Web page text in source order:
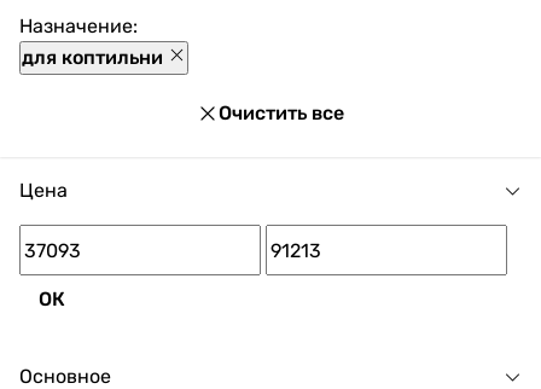
кредит и множество акций и скидок для каждого
покупателя.
Назначение:
для коптильни
Очистить все
Цена
ОК
Основное